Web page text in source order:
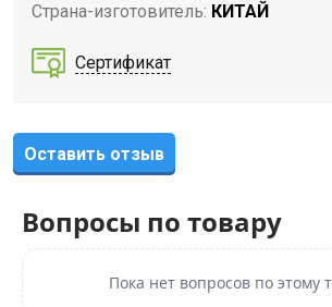
Страна-изготовитель: КИТАЙ
Сертификат
Оставить отзыв
Вопросы по товару
Пока нет вопросов по этому